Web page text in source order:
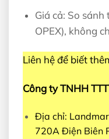
Giá cả: So sánh
OPEX), không
Liên hệ để biết
Công ty TNHH
Địa chỉ:
720A Điện Biên